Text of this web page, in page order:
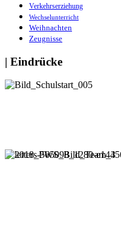
Verkehrserziehung
Wechselunterricht
Weihnachten
Zeugnisse
| Eindrücke